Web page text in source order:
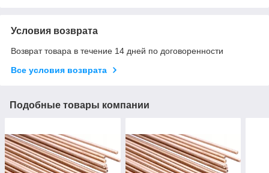
Условия возврата
Возврат товара в течение 14 дней по договоренности
Все условия возврата
Подобные товары компании